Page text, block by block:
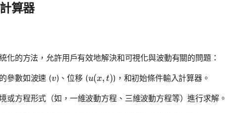
算器
化的方法，允許用戶有效地解決和可視化與波動有關的問題：
參數如波速 (v
v)、位移 (u(x, t)
u(x, t))，和初始條件輸入計算器。
或方程形式（如，一維波動方程、三維波動方程等）進行求解。